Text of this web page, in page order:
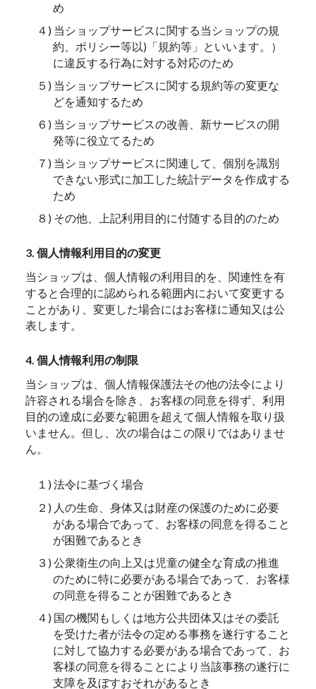
め
４) 当ショップサービスに関する当ショップの規
約、ポリシー等以)「規約等」といいます。）
に違反する行為に対する対応のため
５) 当ショップサービスに関する規約等の変更な
どを通知するため
６) 当ショップサービスの改善、新サービスの開
発等に役立てるため
７) 当ショップサービスに関連して、個別を識別
できない形式に加工した統計データを作成する
ため
８) その他、上記利用目的に付随する目的のため
3. 個人情報利用目的の変更
当ショップは、個人情報の利用目的を、関連性を有
すると合理的に認められる範囲内において変更する
ことがあり、変更した場合にはお客様に通知又は公
表します。
4. 個人情報利用の制限
当ショップは、個人情報保護法その他の法令により
許容される場合を除き、お客様の同意を得ず、利用
目的の達成に必要な範囲を超えて個人情報を取り扱
いません。但し、次の場合はこの限りではありませ
ん。
１) 法令に基づく場合
２) 人の生命、身体又は財産の保護のために必要
がある場合であって、お客様の同意を得ること
が困難であるとき
３) 公衆衛生の向上又は児童の健全な育成の推進
のために特に必要がある場合であって、お客様
の同意を得ることが困難であるとき
４) 国の機関もしくは地方公共団体又はその委託
を受けた者が法令の定める事務を遂行すること
に対して協力する必要がある場合であって、お
客様の同意を得ることにより当該事務の遂行に
支障を及ぼすおそれがあるとき